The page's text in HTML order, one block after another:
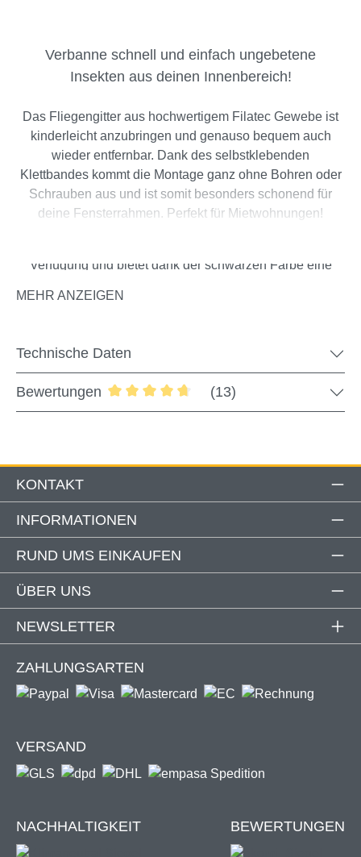
Verbanne schnell und einfach ungebetene
Insekten aus deinen Innenbereich!
Das Fliegengitter aus hochwertigem Filatec Gewebe ist
kinderleicht anzubringen und genauso bequem auch
wieder entfernbar. Dank des selbstklebenden
Klettbandes kommt die Montage ganz ohne Bohren oder
Schrauben aus und ist somit besonders schonend für
deine Fensterrahmen. Perfekt für Mietwohnungen!
Verfügung und bietet dank der schwarzen Farbe eine
und Klettband nach Bedarf zuschneiden und am
MEHR ANZEIGEN
Technische Daten
Bewertungen
Durchschnittliche Bewertung von 4.69
(13)
KONTAKT
INFORMATIONEN
RUND UMS EINKAUFEN
ÜBER UNS
NEWSLETTER
ZAHLUNGSARTEN
VERSAND
NACHHALTIGKEIT BEWERTUNGEN